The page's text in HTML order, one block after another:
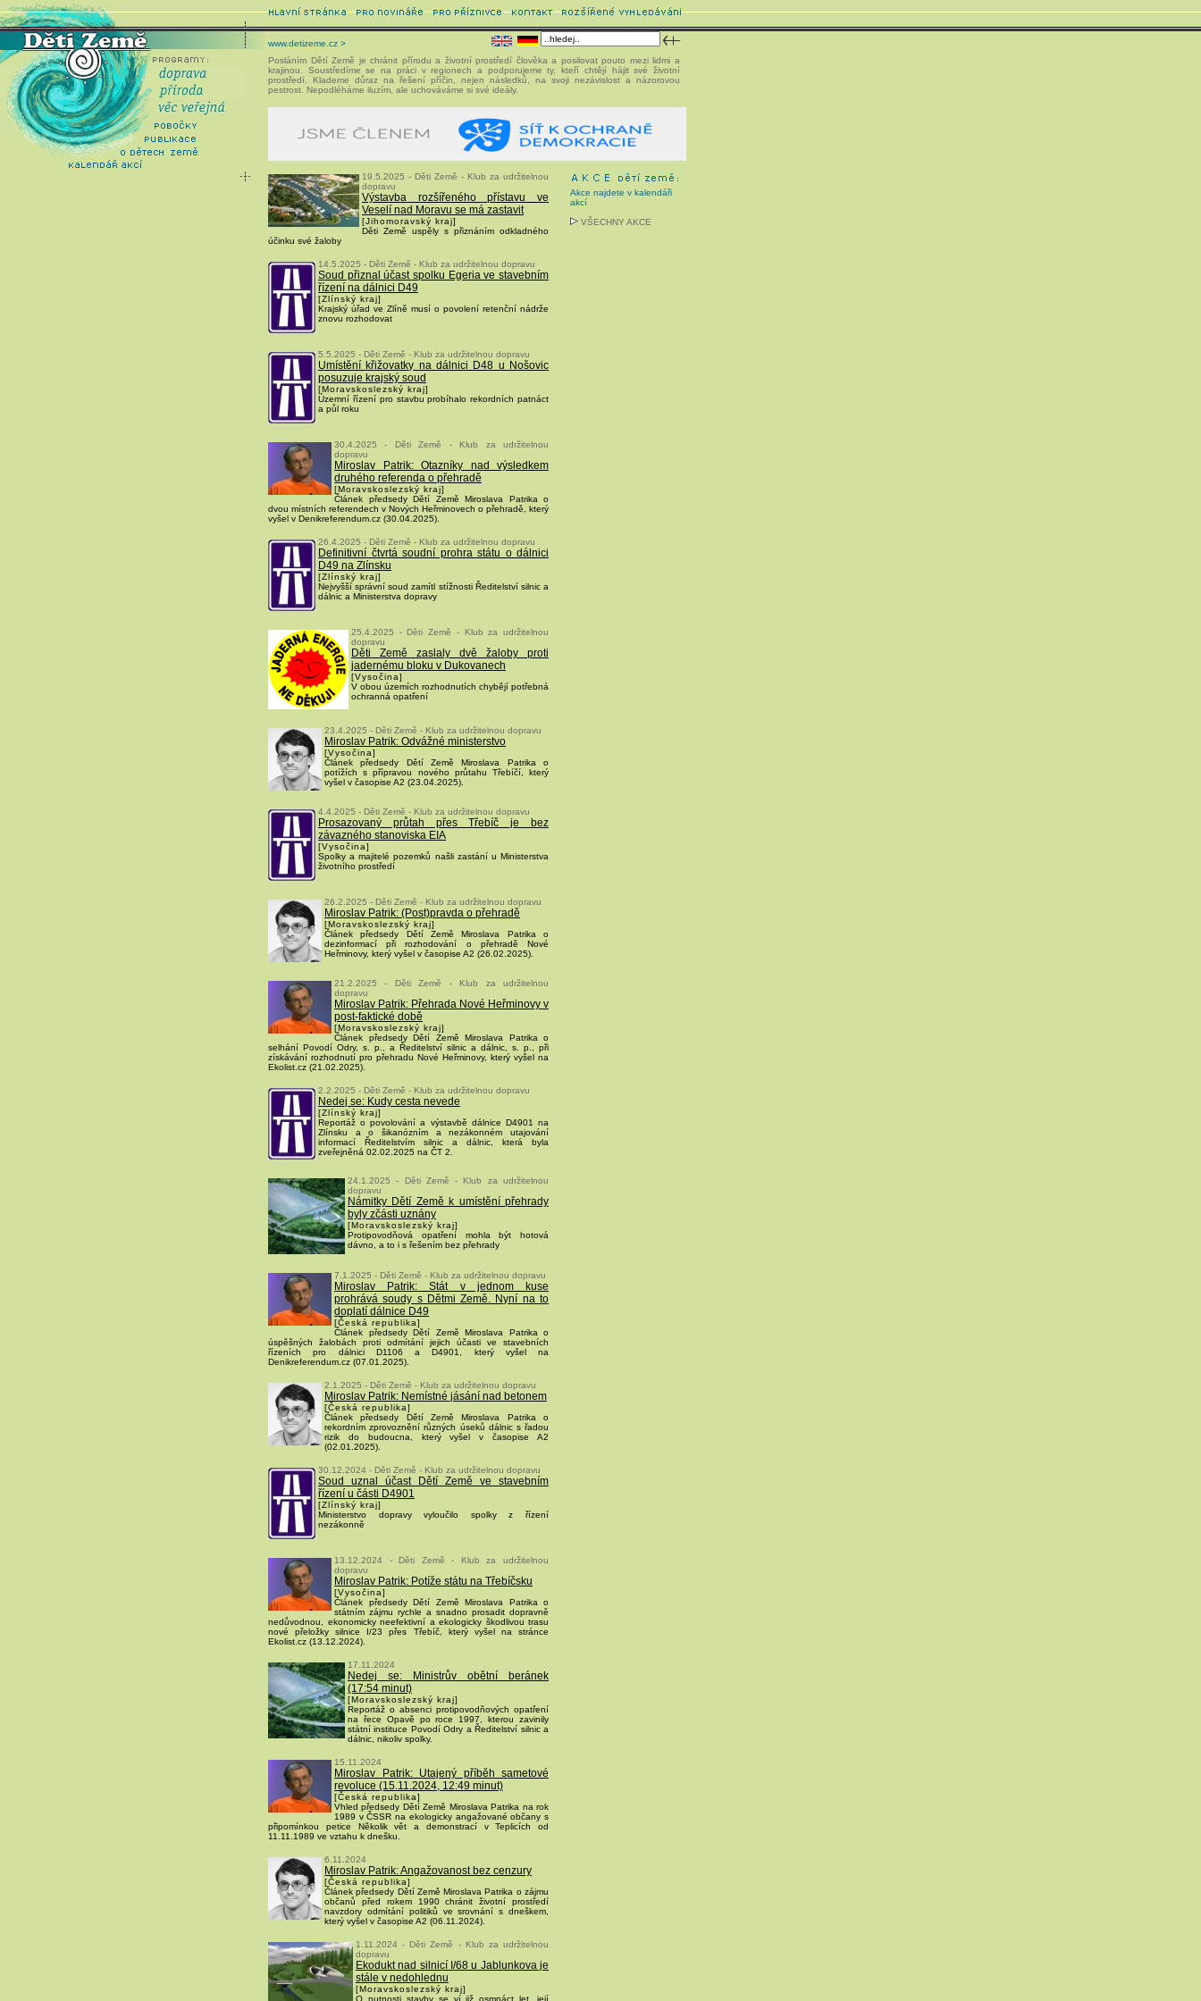
www.detizeme.cz >
Posláním Dětí Země je chránit přírodu a životní prostředí člověka a posilovat pouto mezi lidmi a
krajinou. Soustředíme se na práci v regionech a podporujeme ty, kteří chtějí hájit své životní
prostředí. Klademe důraz na řešení příčin, nejen následků, na svoji nezávislost a názorovou
pestrost. Nepodléháme iluzím, ale uchováváme si své ideály.
19.5.2025 - Děti Země - Klub za udržitelnou
dopravu
Výstavba rozšířeného přístavu ve
Veselí nad Moravu se má zastavit
[Jihomoravský kraj]
Děti Země uspěly s přiznáním odkladného
účinku své žaloby
14.5.2025 - Děti Země - Klub za udržitelnou dopravu
Soud přiznal účast spolku Egeria ve stavebním
řízení na dálnici D49
[Zlínský kraj]
Krajský úřad ve Zlíně musí o povolení retenční nádrže
znovu rozhodovat
5.5.2025 - Děti Země - Klub za udržitelnou dopravu
Umístění křižovatky na dálnici D48 u Nošovic
posuzuje krajský soud
[Moravskoslezský kraj]
Územní řízení pro stavbu probíhalo rekordních patnáct
a půl roku
30.4.2025 - Děti Země - Klub za udržitelnou
dopravu
Miroslav Patrik: Otazníky nad výsledkem
druhého referenda o přehradě
[Moravskoslezský kraj]
Článek předsedy Dětí Země Miroslava Patrika o
dvou místních referendech v Nových Heřminovech o přehradě, který
vyšel v Denikreferendum.cz (30.04.2025).
26.4.2025 - Děti Země - Klub za udržitelnou dopravu
Definitivní čtvrtá soudní prohra státu o dálnici
D49 na Zlínsku
[Zlínský kraj]
Nejvyšší správní soud zamítl stížnosti Ředitelství silnic a
dálnic a Ministerstva dopravy
25.4.2025 - Děti Země - Klub za udržitelnou
dopravu
Děti Země zaslaly dvě žaloby proti
jadernému bloku v Dukovanech
[Vysočina]
V obou územích rozhodnutích chybějí potřebná
ochranná opatření
23.4.2025 - Děti Země - Klub za udržitelnou dopravu
Miroslav Patrik: Odvážné ministerstvo
[Vysočina]
Článek předsedy Dětí Země Miroslava Patrika o
potížích s přípravou nového průtahu Třebíčí, který
vyšel v časopise A2 (23.04.2025).
4.4.2025 - Děti Země - Klub za udržitelnou dopravu
Prosazovaný průtah přes Třebíč je bez
závazného stanoviska EIA
[Vysočina]
Spolky a majitelé pozemků našli zastání u Ministerstva
životního prostředí
26.2.2025 - Děti Země - Klub za udržitelnou dopravu
Miroslav Patrik: (Post)pravda o přehradě
[Moravskoslezský kraj]
Článek předsedy Dětí Země Miroslava Patrika o
dezinformací při rozhodování o přehradě Nové
Heřminovy, který vyšel v časopise A2 (26.02.2025).
21.2.2025 - Děti Země - Klub za udržitelnou
dopravu
Miroslav Patrik: Přehrada Nové Heřminovy v
post-faktické době
[Moravskoslezský kraj]
Článek předsedy Dětí Země Miroslava Patrika o
selhání Povodí Odry, s. p., a Ředitelství silnic a dálnic, s. p., při
získávání rozhodnutí pro přehradu Nové Heřminovy, který vyšel na
Ekolist.cz (21.02.2025).
2.2.2025 - Děti Země - Klub za udržitelnou dopravu
Nedej se: Kudy cesta nevede
[Zlínský kraj]
Reportáž o povolování a výstavbě dálnice D4901 na
Zlínsku a o šikanózním a nezákonném utajování
informací Ředitelstvím silnic a dálnic, která byla
zveřejněná 02.02.2025 na ČT 2.
24.1.2025 - Děti Země - Klub za udržitelnou
dopravu
Námitky Dětí Země k umístění přehrady
byly zčásti uznány
[Moravskoslezský kraj]
Protipovodňová opatření mohla být hotová
dávno, a to i s řešením bez přehrady
7.1.2025 - Děti Země - Klub za udržitelnou dopravu
Miroslav Patrik: Stát v jednom kuse
prohrává soudy s Dětmi Země. Nyní na to
doplatí dálnice D49
[Česká republika]
Článek předsedy Dětí Země Miroslava Patrika o
úspěšných žalobách proti odmítání jejich účasti ve stavebních
řízeních pro dálnici D1106 a D4901, který vyšel na
Denikreferendum.cz (07.01.2025).
2.1.2025 - Děti Země - Klub za udržitelnou dopravu
Miroslav Patrik: Nemístné jásání nad betonem
[Česká republika]
Článek předsedy Dětí Země Miroslava Patrika o
rekordním zprovoznění různých úseků dálnic s řadou
rizik do budoucna, který vyšel v časopise A2
(02.01.2025).
30.12.2024 - Děti Země - Klub za udržitelnou dopravu
Soud uznal účast Dětí Země ve stavebním
řízení u části D4901
[Zlínský kraj]
Ministerstvo dopravy vyloučilo spolky z řízení
nezákonně
13.12.2024 - Děti Země - Klub za udržitelnou
dopravu
Miroslav Patrik: Potíže státu na Třebíčsku
[Vysočina]
Článek předsedy Dětí Země Miroslava Patrika o
státním zájmu rychle a snadno prosadit dopravně
nedůvodnou, ekonomicky neefektivní a ekologicky škodlivou trasu
nové přeložky silnice I/23 přes Třebíč, který vyšel na stránce
Ekolist.cz (13.12.2024).
17.11.2024
Nedej se: Ministrův obětní beránek
(17:54 minut)
[Moravskoslezský kraj]
Reportáž o absenci protipovodňových opatření
na řece Opavě po roce 1997, kterou zavinily
státní instituce Povodí Odry a Ředitelství silnic a
dálnic, nikoliv spolky.
15.11.2024
Miroslav Patrik: Utajený příběh sametové
revoluce (15.11.2024, 12:49 minut)
[Česká republika]
Vhled předsedy Dětí Země Miroslava Patrika na rok
1989 v ČSSR na ekologicky angažované občany s
připomínkou petice Několik vět a demonstrací v Teplicích od
11.11.1989 ve vztahu k dnešku.
6.11.2024
Miroslav Patrik: Angažovanost bez cenzury
[Česká republika]
Článek předsedy Dětí Země Miroslava Patrika o zájmu
občanů před rokem 1990 chránit životní prostředí
navzdory odmítání politiků ve srovnání s dneškem,
který vyšel v časopise A2 (06.11.2024).
1.11.2024 - Děti Země - Klub za udržitelnou
dopravu
Ekodukt nad silnicí I/68 u Jablunkova je
stále v nedohlednu
[Moravskoslezský kraj]
O nutnosti stavby se ví již osmnáct let, její
Akce najdete v kalendáři
akcí
VŠECHNY AKCE